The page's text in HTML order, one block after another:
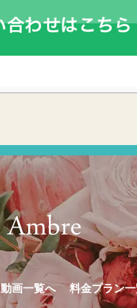
動画一覧へ 料金プラン